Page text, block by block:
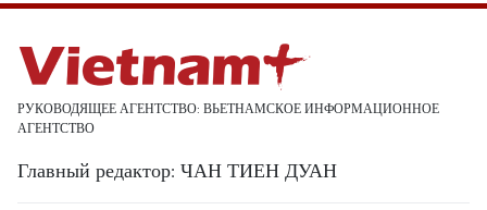
РУКОВОДЯЩЕЕ АГЕНТСТВО: ВЬЕТНАМСКОЕ ИНФОРМАЦИОННОЕ
АГЕНТСТВО
Главный редактор: ЧАН ТИЕН ДУАН